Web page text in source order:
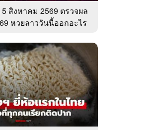
สิงหาคม 2569 ตรวจผล
หวยลาววันนี้ออกอะไร